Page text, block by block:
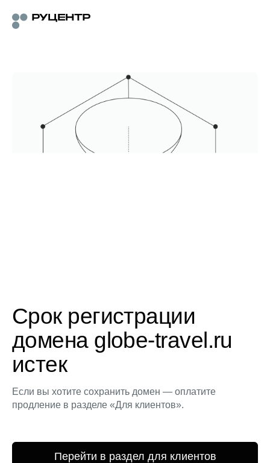
Срок регистрации
домена globe-travel.ru
истек
Если вы хотите сохранить домен — оплатите
продление в разделе «Для клиентов».
Перейти в раздел для клиентов